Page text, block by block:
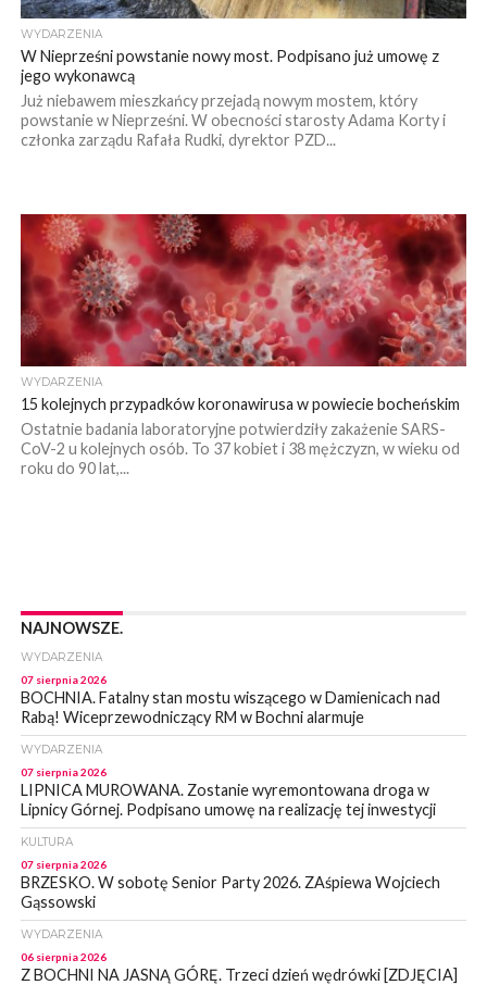
WYDARZENIA
W Nieprześni powstanie nowy most. Podpisano już umowę z
jego wykonawcą
Już niebawem mieszkańcy przejadą nowym mostem, który
powstanie w Nieprześni. W obecności starosty Adama Korty i
członka zarządu Rafała Rudki, dyrektor PZD...
WYDARZENIA
15 kolejnych przypadków koronawirusa w powiecie bocheńskim
Ostatnie badania laboratoryjne potwierdziły zakażenie SARS-
CoV-2 u kolejnych osób. To 37 kobiet i 38 mężczyzn, w wieku od
roku do 90 lat,...
NAJNOWSZE.
WYDARZENIA
07 sierpnia 2026
BOCHNIA. Fatalny stan mostu wiszącego w Damienicach nad
Rabą! Wiceprzewodniczący RM w Bochni alarmuje
WYDARZENIA
07 sierpnia 2026
LIPNICA MUROWANA. Zostanie wyremontowana droga w
Lipnicy Górnej. Podpisano umowę na realizację tej inwestycji
KULTURA
07 sierpnia 2026
BRZESKO. W sobotę Senior Party 2026. ZAśpiewa Wojciech
Gąssowski
WYDARZENIA
06 sierpnia 2026
Z BOCHNI NA JASNĄ GÓRĘ. Trzeci dzień wędrówki [ZDJĘCIA]